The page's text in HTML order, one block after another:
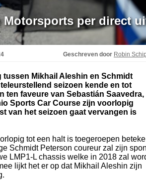
Motorsports per direct
Geschreven door Robin
tussen Mikhail Aleshin en Schmidt
seizoen kende en tot
ten faveure van Sebastián Saavedra,
Sports Car Course zijn voorlopig
van het seizoen gaat vervangen is
tot een halt is toegeroepen
Schmidt Peterson coureur zal zijn
LMP1-L chassis welke in 2018 zal
lijkt het er op dat Mikhail Aleshin zijn